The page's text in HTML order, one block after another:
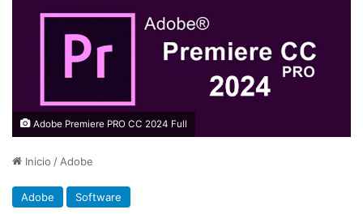
Adobe Premiere PRO CC 2024 Full
Inicio /Adobe
Adobe Software